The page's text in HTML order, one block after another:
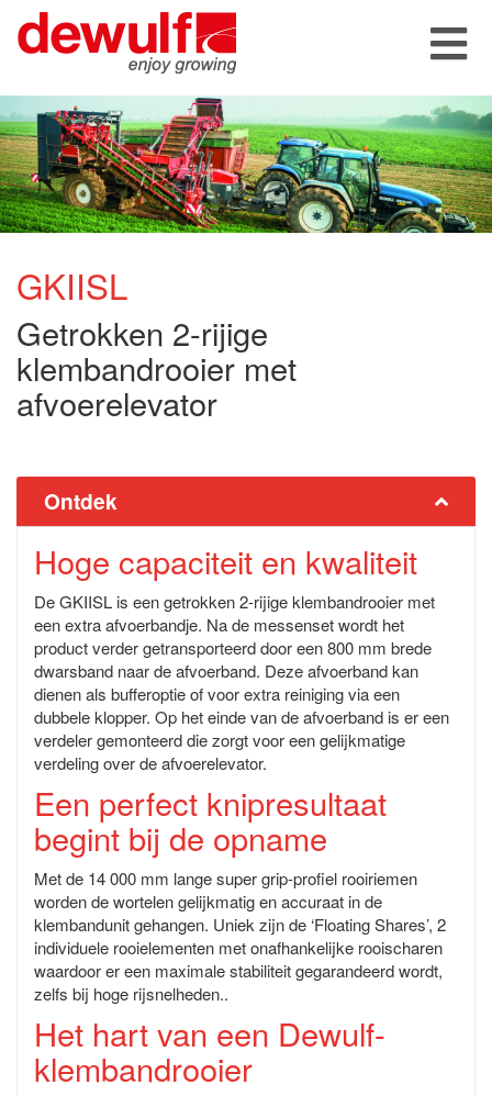
GKIISL
Getrokken 2-rijige
klembandrooier met
afvoerelevator
Ontdek
Hoge capaciteit en kwaliteit
De GKIISL is een getrokken 2-rijige klembandrooier met
een extra afvoerbandje. Na de messenset wordt het
product verder getransporteerd door een 800 mm brede
dwarsband naar de afvoerband. Deze afvoerband kan
dienen als bufferoptie of voor extra reiniging via een
dubbele klopper. Op het einde van de afvoerband is er een
verdeler gemonteerd die zorgt voor een gelijkmatige
verdeling over de afvoerelevator.
Een perfect knipresultaat
begint bij de opname
Met de 14 000 mm lange super grip-profiel rooiriemen
worden de wortelen gelijkmatig en accuraat in de
klembandunit gehangen. Uniek zijn de ‘Floating Shares’, 2
individuele rooielementen met onafhankelijke rooischaren
waardoor er een maximale stabiliteit gegarandeerd wordt,
zelfs bij hoge rijsnelheden..
Het hart van een Dewulf-
klembandrooier